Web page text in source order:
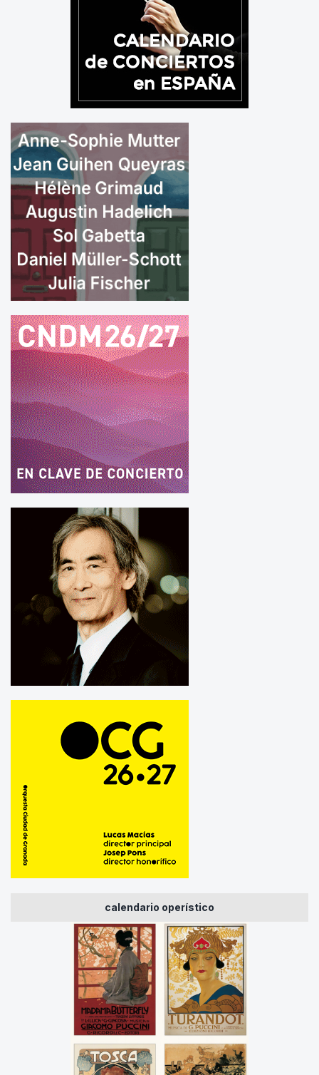
calendario operístico